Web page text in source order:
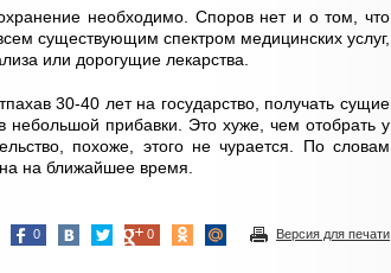
необходимо. Споров нет и о том, что
существующим спектром медицинских услуг,
или дорогущие лекарства.
30-40 лет на государство, получать сущие
прибавки. Это хуже, чем отобрать у
похоже, этого не чурается. По словам
на ближайшее время.
Версия для печати
0
0